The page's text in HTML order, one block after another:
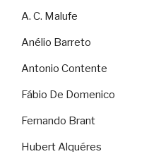
A. C. Malufe
Anélio Barreto
Antonio Contente
Fábio De Domenico
Fernando Brant
Hubert Alquéres